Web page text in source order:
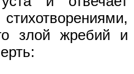
злой жребий и